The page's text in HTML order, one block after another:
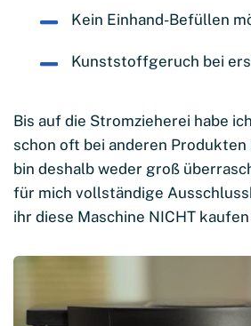
Kein Einhand-Befüllen
Kunststoffgeruch bei
Bis auf die Stromzieherei habe
schon oft bei anderen
bin deshalb weder groß
für mich vollständige
ihr diese Maschine NICHT